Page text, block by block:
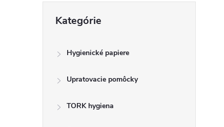
kategórie
Kategórie
Hygienické papiere
Upratovacie pomôcky
TORK hygiena